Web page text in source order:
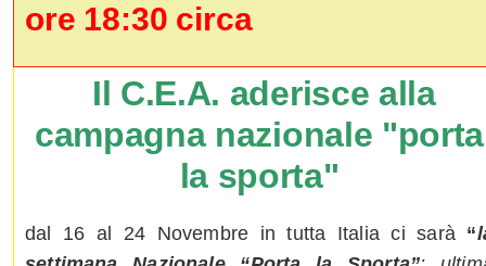
ore 18:30 circa
Il C.E.A. aderisce alla
campagna nazionale "porta
la sporta"
dal 16 al 24 Novembre in tutta Italia ci sarà “